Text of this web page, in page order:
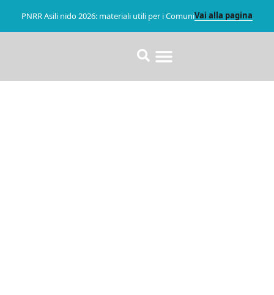
PNRR Asili nido 2026: materiali utili per i ComuniVai alla pagina